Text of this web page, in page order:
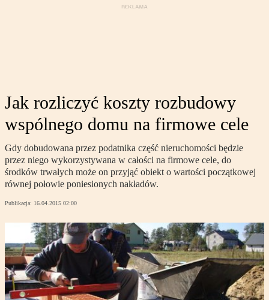
Jak rozliczyć koszty rozbudowy
wspólnego domu na firmowe cele
Gdy dobudowana przez podatnika część nieruchomości będzie
przez niego wykorzystywana w całości na firmowe cele, do
środków trwałych może on przyjąć obiekt o wartości początkowej
równej połowie poniesionych nakładów.
Publikacja: 16.04.2015 02:00